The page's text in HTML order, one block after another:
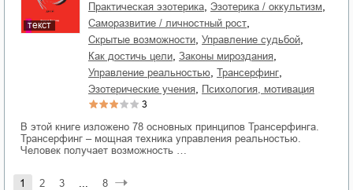
текст
практическая эзотерика
эзотерика / оккультизм
саморазвитие / личностный рост
скрытые возможности управление судьбой
как достичь цели законы мироздания
управление реальностью трансерфинг
эзотерические учения психология, мотивация
3
В этой книге изложено 78 основных принципов Трансерфинга.
Трансерфинг – мощная техника управления реальностью.
Человек получает возможность …
1 2 3 ... 8